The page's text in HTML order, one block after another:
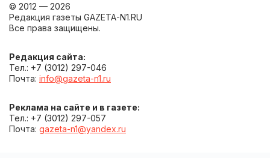
© 2012 — 2026
Редакция газеты GAZETA-N1.RU
Все права защищены.
Редакция сайта:
Тел.: +7 (3012) 297-046
Почта: info@gazeta-n1.ru
Реклама на сайте и в газете:
Тел.: +7 (3012) 297-057
Почта: gazeta-n1@yandex.ru